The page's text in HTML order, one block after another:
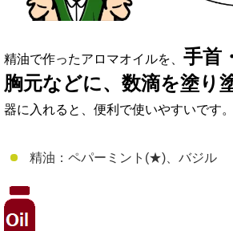
精油で作ったアロマオイルを、 手首
胸元などに、数滴を塗り
器に入れると、便利で使いやすいです。
精油：ペパーミント(★)、バジル